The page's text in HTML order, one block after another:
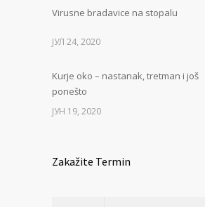
Virusne bradavice na stopalu
ЈУЛ 24, 2020
Kurje oko – nastanak, tretman i još
ponešto
ЈУН 19, 2020
Zakažite Termin